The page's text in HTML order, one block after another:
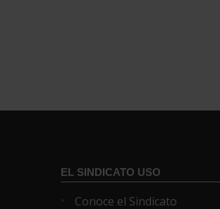
EL SINDICATO USO
Conoce el Sindicato